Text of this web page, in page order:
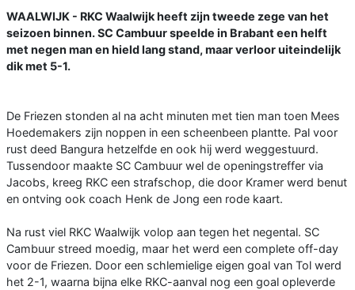
WAALWIJK - RKC Waalwijk heeft zijn tweede zege van het
seizoen binnen. SC Cambuur speelde in Brabant een helft
met negen man en hield lang stand, maar verloor uiteindelijk
dik met 5-1.
De Friezen stonden al na acht minuten met tien man toen Mees
Hoedemakers zijn noppen in een scheenbeen plantte. Pal voor
rust deed Bangura hetzelfde en ook hij werd weggestuurd.
Tussendoor maakte SC Cambuur wel de openingstreffer via
Jacobs, kreeg RKC een strafschop, die door Kramer werd benut
en ontving ook coach Henk de Jong een rode kaart.
Na rust viel RKC Waalwijk volop aan tegen het negental. SC
Cambuur streed moedig, maar het werd een complete off-day
voor de Friezen. Door een schlemielige eigen goal van Tol werd
het 2-1, waarna bijna elke RKC-aanval nog een goal opleverde